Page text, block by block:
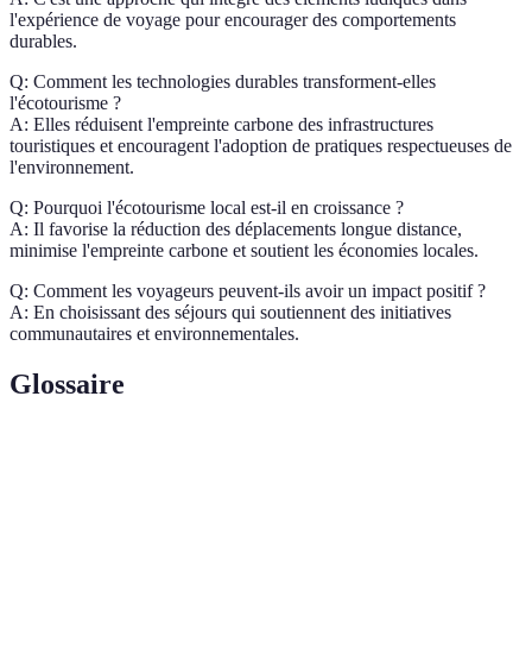
l'expérience de voyage pour encourager des comportements
durables.
Q: Comment les technologies durables transforment-elles
l'écotourisme ?
A: Elles réduisent l'empreinte carbone des infrastructures
touristiques et encouragent l'adoption de pratiques respectueuses de
l'environnement.
Q: Pourquoi l'écotourisme local est-il en croissance ?
A: Il favorise la réduction des déplacements longue distance,
minimise l'empreinte carbone et soutient les économies locales.
Q: Comment les voyageurs peuvent-ils avoir un impact positif ?
A: En choisissant des séjours qui soutiennent des initiatives
communautaires et environnementales.
Glossaire